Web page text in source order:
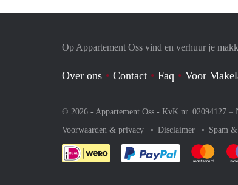
Op Appartement Oss vind en verhuur je
Over ons Contact Faq Voor
© 2026 - Appartement Oss - KvK nr. 02094127 –
Voorwaarden & privacy
Disclaimer Spam
Je rekent Je